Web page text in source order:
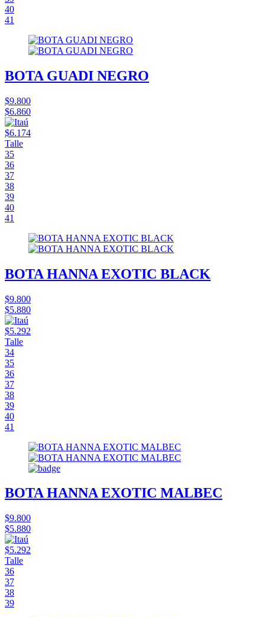
40
41
BOTA GUADI NEGRO
$9.800
$6.860
$6.174
Talle
35
36
37
38
39
40
41
BOTA HANNA EXOTIC BLACK
$9.800
$5.880
$5.292
Talle
34
35
36
37
38
39
40
41
BOTA HANNA EXOTIC MALBEC
$9.800
$5.880
$5.292
Talle
36
37
38
39